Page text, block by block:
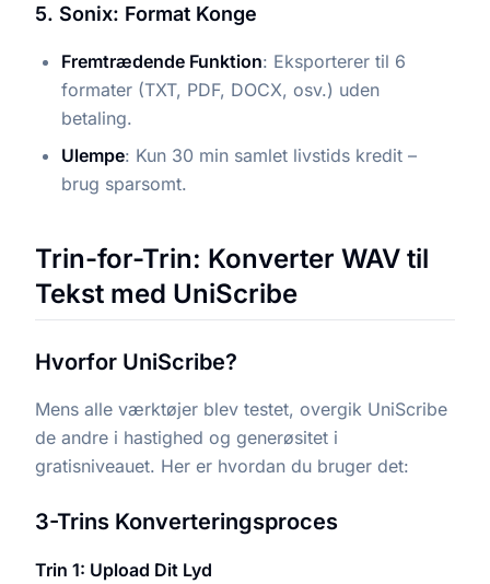
5. Sonix: Format Konge
Fremtrædende Funktion: Eksporterer til 6
formater (TXT, PDF, DOCX, osv.) uden
betaling.
Ulempe: Kun 30 min samlet livstids kredit –
brug sparsomt.
Trin-for-Trin: Konverter WAV til
Tekst med UniScribe
Hvorfor UniScribe?
Mens alle værktøjer blev testet, overgik UniScribe
de andre i hastighed og generøsitet i
gratisniveauet. Her er hvordan du bruger det:
3-Trins Konverteringsproces
Trin 1: Upload Dit Lyd